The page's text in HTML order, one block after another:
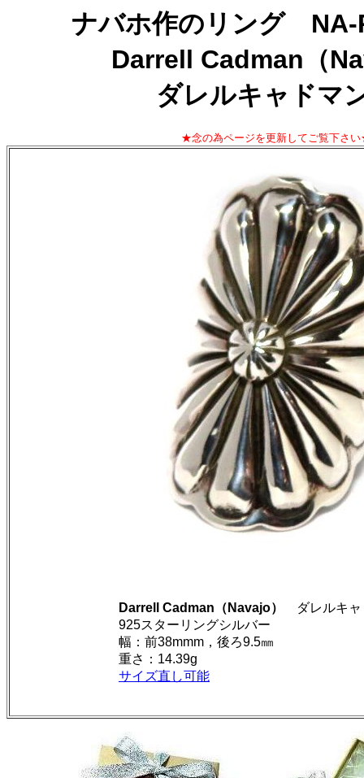
ナバホ作のリング NA-
Darrell Cadman（
ダレルキャドマ
★念の為ページを更新してご覧下さ
Darrell Cadman（Navajo）
ダレルキャ
925スターリングシルバー
幅：前38mmm，後ろ9.5㎜
重さ：14.39g
サイズ直し可能